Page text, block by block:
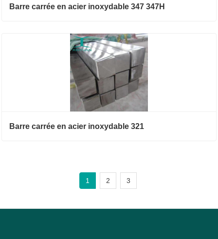
Barre carrée en acier inoxydable 347 347H
Barre carrée en acier inoxydable 321
1 2 3